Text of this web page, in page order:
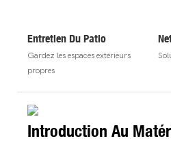
Entretien Du Patio
Gardez les espaces extérieurs
propres
Introduction Au